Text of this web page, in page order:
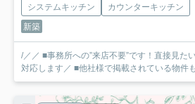
システムキッチン
カウンターキッチン
新築
/／／ ■事務所への”来店不要”です！直接見た
対応します／ ■他社様で掲載されている物件